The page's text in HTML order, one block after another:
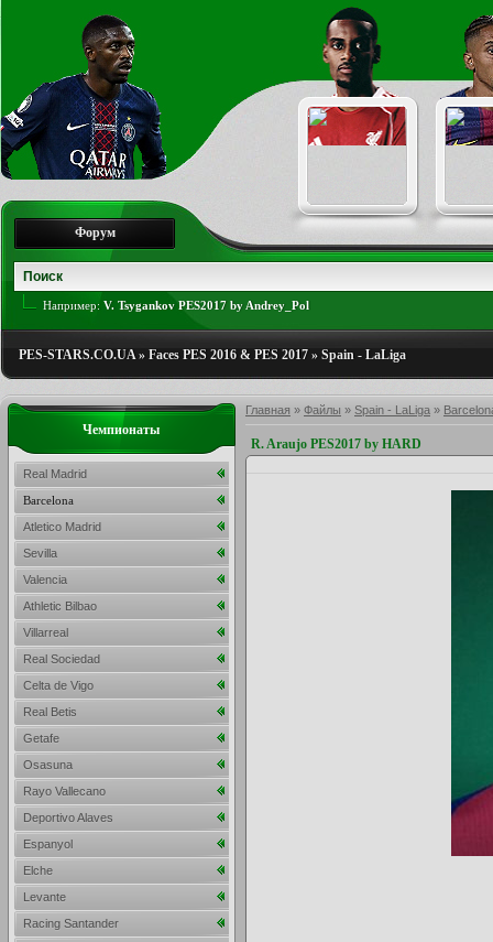
Форум
Например: V. Tsygankov PES2017 by Andrey_Pol
PES-STARS.CO.UA» Faces PES 2016 & PES 2017 » Spain - LaLiga
Главная » Файлы » Spain - LaLiga »
R. Araujo PES2017 by HARD
Чемпионаты
Real Madrid
Barcelona
Atletico Madrid
Sevilla
Valencia
Athletic Bilbao
Villarreal
Real Sociedad
Celta de Vigo
Real Betis
Getafe
Osasuna
Rayo Vallecano
Deportivo Alaves
Espanyol
Elche
Levante
Racing Santander